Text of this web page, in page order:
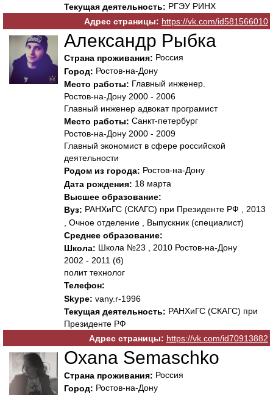
Текущая деятельность: РГЭУ РИНХ
Адрес страницы: https://vk.com/id581566010
Александр Рыбка
Страна проживания: Россия
Город: Ростов-на-Дону
Место работы: Главный инженер.
Ростов-на-Дону 2000 - 2006
Главный инженер адвокат програмист
Место работы: Санкт-петербург
Ростов-на-Дону 2000 - 2009
Главный экономист в сфере российской
деятельности
Родом из города: Ростов-на-Дону
Дата рождения: 18 марта
Высшее образование:
Вуз: РАНХиГС (СКАГС) при Президенте РФ , 2013
, Очное отделение , Выпускник (специалист)
Среднее образование:
Школа: Школа №23 , 2010 Ростов-на-Дону
2002 - 2011 (б)
полит технолог
Телефон:
Skype: vany.r-1996
Текущая деятельность: РАНХиГС (СКАГС) при
Президенте РФ
Адрес страницы: https://vk.com/id70913882
Oxana Semaschko
Страна проживания: Россия
Город: Ростов-на-Дону